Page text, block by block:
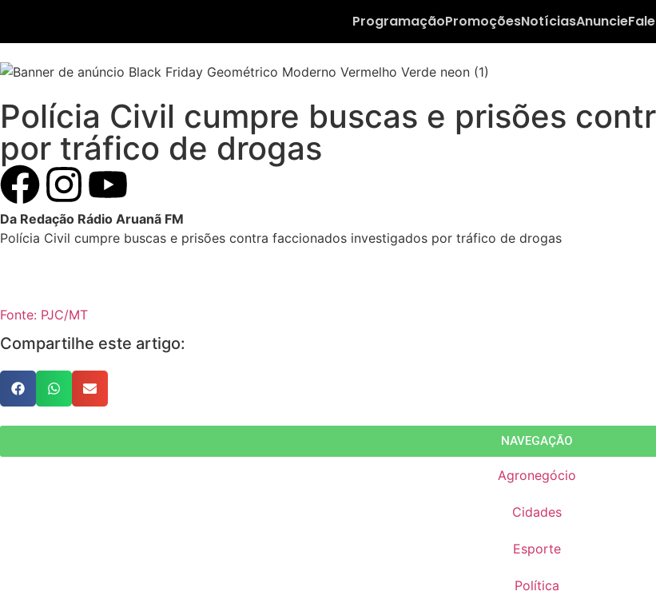
ProgramaçãoPromoçõesNotíciasAnuncie
Polícia Civil cumpre buscas e prisões
por tráfico de drogas
Da Redação Rádio Aruanã FM
Polícia Civil cumpre buscas e prisões contra faccionados investigados por tráfico de drogas
Fonte: PJC/MT
Compartilhe este artigo:
NAVEGAÇÃO
Agronegócio
Cidades
Esporte
Política